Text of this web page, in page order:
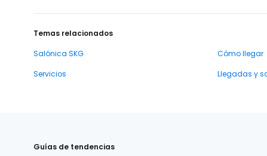
Temas relacionados
Salónica SKG
Cómo llegar
Servicios
Llegadas y
Guías de tendencias